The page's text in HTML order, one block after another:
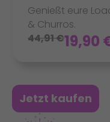
Genießt eure
& Churros.
44,91€19,90
Jetzt kaufen